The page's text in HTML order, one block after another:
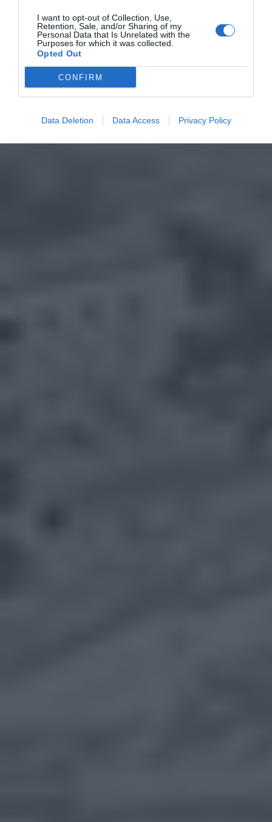
I want to opt-out of Collection, Use,
Retention, Sale, and/or Sharing of my
Personal Data that Is Unrelated with the
Purposes for which it was collected.
Opted Out
CONFIRM
Data Deletion Data Access Privacy Policy